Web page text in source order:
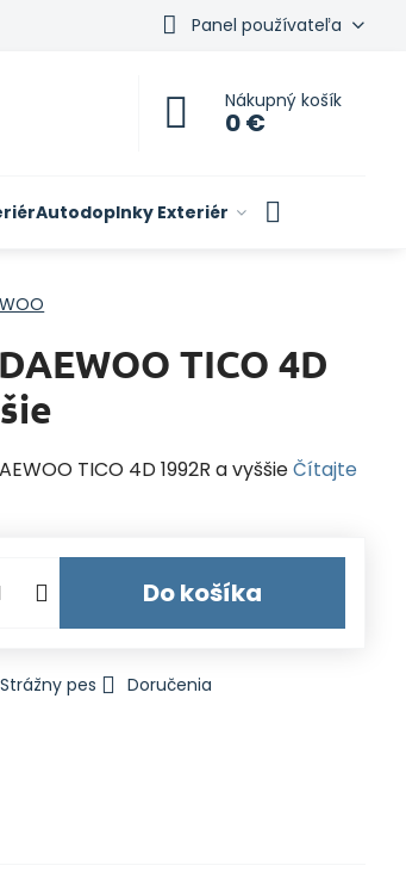
Panel používateľa
Nákupný košík
0 €
Autodoplnky Exteriér
TICO 4D
TICO 4D 1992R a vyššieČítajte
Do košíka
Strážny pes
Doručenia